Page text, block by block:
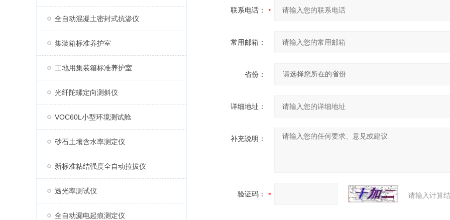
全自动混凝土密封式抗渗仪
集装箱标准养护室
工地用集装箱标准养护室
光纤陀螺定向测斜仪
VOC60L小型环境测试舱
砂石土壤含水率测定仪
新标准粘结强度全自动拉拔仪
透光率测试仪
全自动漏电起痕测定仪
联系电话：
常用邮箱：
省份：
详细地址：
补充说明：
验证码： 请输入计算